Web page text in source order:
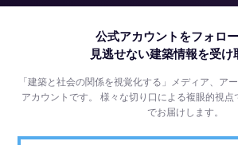
公式アカウントをフォロー
見逃せない建築情報を受け
「建築と社会の関係を視覚化する」メディア、ア
アカウントです。様々な切り口による複眼的視
でお届けします。